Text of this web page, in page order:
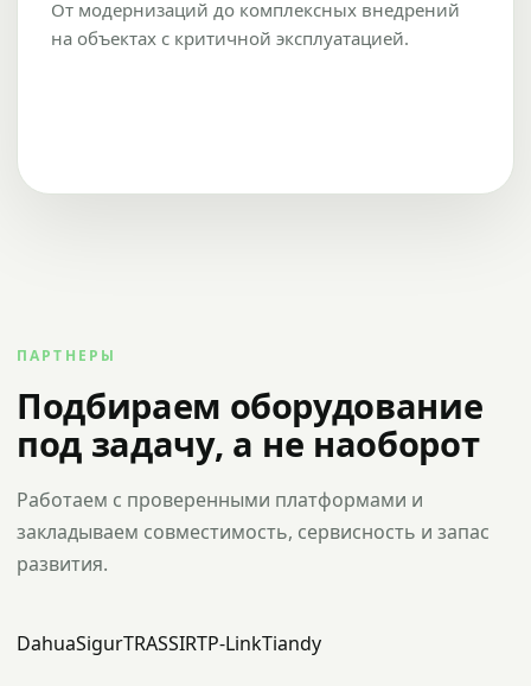
От модернизаций до комплексных внедрений
на объектах с критичной эксплуатацией.
ПАРТНЕРЫ
Подбираем оборудование
под задачу, а не наоборот
Работаем с проверенными платформами и
закладываем совместимость, сервисность и запас
развития.
DahuaSigurTRASSIRTP-LinkTiandy